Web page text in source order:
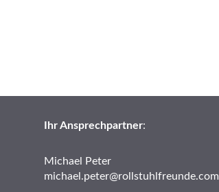
Ihr Ansprechpartner:
Michael Peter
michael.peter@rollstuhlfreunde.com